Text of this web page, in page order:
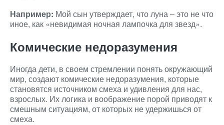
Например: Мой сын утверждает, что луна – это не что
иное, как «невидимая ночная лампочка для звезд».
Комические недоразумения
Иногда дети, в своем стремлении понять окружающий
мир, создают комические недоразумения, которые
становятся источником смеха и удивления для нас,
взрослых. Их логика и воображение порой приводят к
смешным ситуациям, от которых не удержишься от
смеха.